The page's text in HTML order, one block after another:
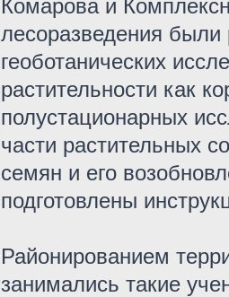
Комарова и
лесоразведения
геоботанических
растительности как
полустационарных
части растительных
семян и его
подготовлены
Районированием
занимались такие